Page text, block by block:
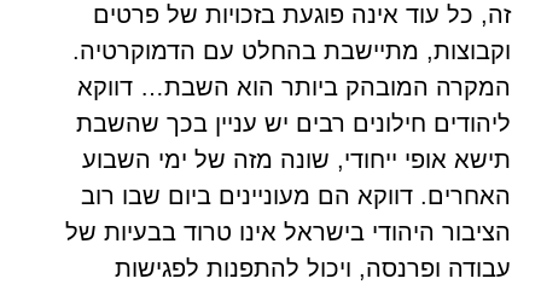
זה, כל עוד אינה פוגעת בזכויות של פרטים
וקבוצות, מתיישבת בהחלט עם הדמוקרטיה.
המקרה המובהק ביותר הוא השבת… דווקא
ליהודים חילונים רבים יש עניין בכך שהשבת
תישא אופי ייחודי, שונה מזה של ימי השבוע
האחרים. דווקא הם מעוניינים ביום שבו רוב
הציבור היהודי בישראל אינו טרוד בבעיות של
עבודה ופרנסה, ויכול להתפנות לפגישות